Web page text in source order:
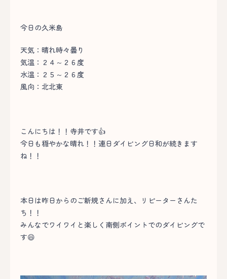
今日の久米島
天気：晴れ時々曇り
気温：２４～２６度
水温：２５～２６度
風向：北北東
こんにちは！！寺井です👍
今日も穏やかな晴れ！！連日ダイビング日和が続きます
ね！！
本日は昨日からのご新規さんに加え、リピーターさんた
ち！！
みんなでワイワイと楽しく南側ポイントでのダイビングで
す😄